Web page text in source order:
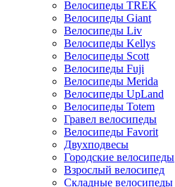
Велосипеды TREK
Велосипеды Giant
Велосипеды Liv
Велосипеды Kellys
Велосипеды Scott
Велосипеды Fuji
Велосипеды Merida
Велосипеды UpLand
Велосипеды Totem
Гравел велосипеды
Велосипеды Favorit
Двухподвесы
Городские велосипеды
Взрослый велосипед
Складные велосипеды